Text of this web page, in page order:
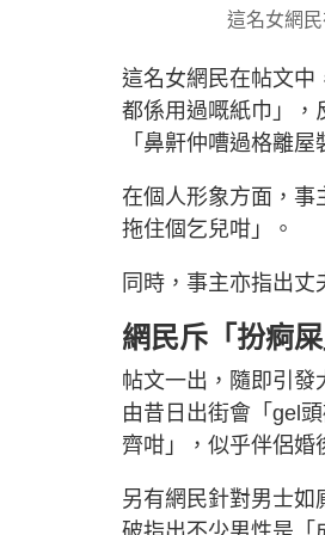
這名女網
這名女網民在帖文中
都係用過嘅紙巾」，
「鼻鼾仲嘈過格離
在個人形象方面，事
拖住個乞兒咁」。
同時，事主亦指出
網民斥「扮痾
帖文一出，隨即引發
由昔日出街會「gel
齊咁」，似乎伴侶婚
另有網民針對男士如